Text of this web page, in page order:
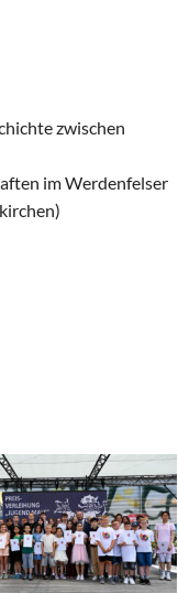
zwischen
im Werdenfelser